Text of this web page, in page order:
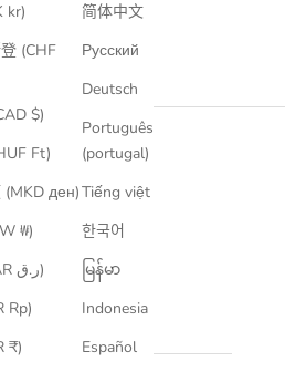
kr)
(CHF
$)
Ft)
ден)
₩)
卡達 (QAR ر.ق)
Rp)
₹)
简体中文
Русский
Deutsch
Português
(portugal)
Tiếng việt
한국어
မြန်မာ
Indonesia
Español
MK4